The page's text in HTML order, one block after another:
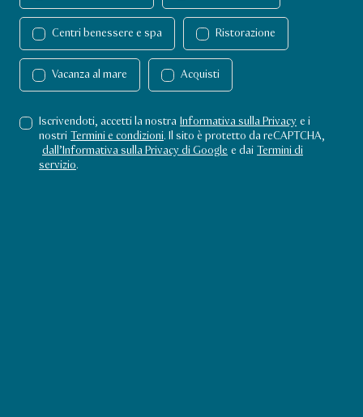
Cosa fare in Qatar
Avventura e sport
Il deserto
Cosa fare
Il deserto
ondeggianti dune di sabbia del
deserto del Qatar sono una meta
Iscrivendoti, accetti la nostra Informativa sulla Privacy e i
nostri Termini e condizioni. Il sito è protetto da reCAPTCHA,
dall’Informativa sulla Privacy di Google e dai Termini di
servizio.
Centri benessere e spa Ristorazione
Vacanza al mare Acquisti